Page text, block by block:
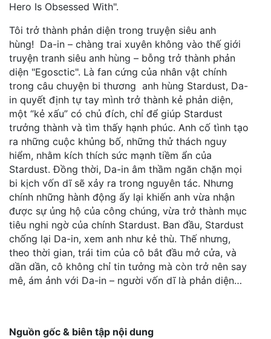
Xuyên Không
Đô Thị
Tin
Tức
Tải
App
Hero Is Obsessed With".
Tôi trở thành phản diện trong truyện siêu anh
hùng! Da-in – chàng trai xuyên không vào thế giới
truyện tranh siêu anh hùng – bỗng trở thành phản
diện "Egosctic". Là fan cứng của nhân vật chính
trong câu chuyện bi thương anh hùng Stardust, Da-
in quyết định tự tay mình trở thành kẻ phản diện,
một “kẻ xấu” có chủ đích, chỉ để giúp Stardust
trưởng thành và tìm thấy hạnh phúc. Anh cố tình tạo
ra những cuộc khủng bố, những thử thách nguy
hiểm, nhằm kích thích sức mạnh tiềm ẩn của
Stardust. Đồng thời, Da-in âm thầm ngăn chặn mọi
bi kịch vốn dĩ sẽ xảy ra trong nguyên tác. Nhưng
chính những hành động ấy lại khiến anh vừa nhận
được sự ủng hộ của công chúng, vừa trở thành mục
tiêu nghi ngờ của chính Stardust. Ban đầu, Stardust
chống lại Da-in, xem anh như kẻ thù. Thế nhưng,
theo thời gian, trái tim của cô bắt đầu mở cửa, và
dần dần, cô không chỉ tin tưởng mà còn trở nên say
mê, ám ảnh với Da-in – người vốn dĩ là phản diện…
Nguồn gốc & biên tập nội dung